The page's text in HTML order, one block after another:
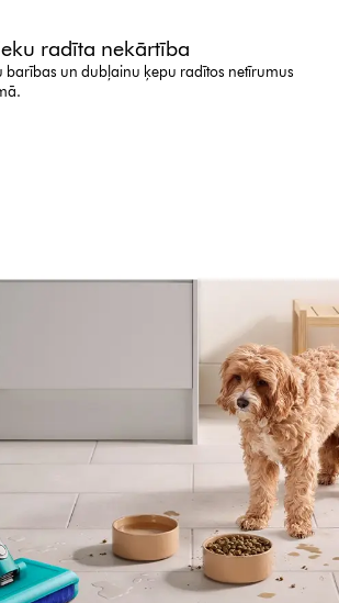
radīta nekārtība
barības un dubļainu ķepu radītos netīrumus